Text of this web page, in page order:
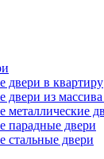
двери в квартиру
двери из массива
металлические
парадные двери
стальные двери